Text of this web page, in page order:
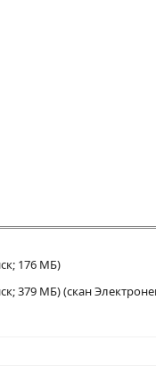
176 МБ)
379 МБ) (скан